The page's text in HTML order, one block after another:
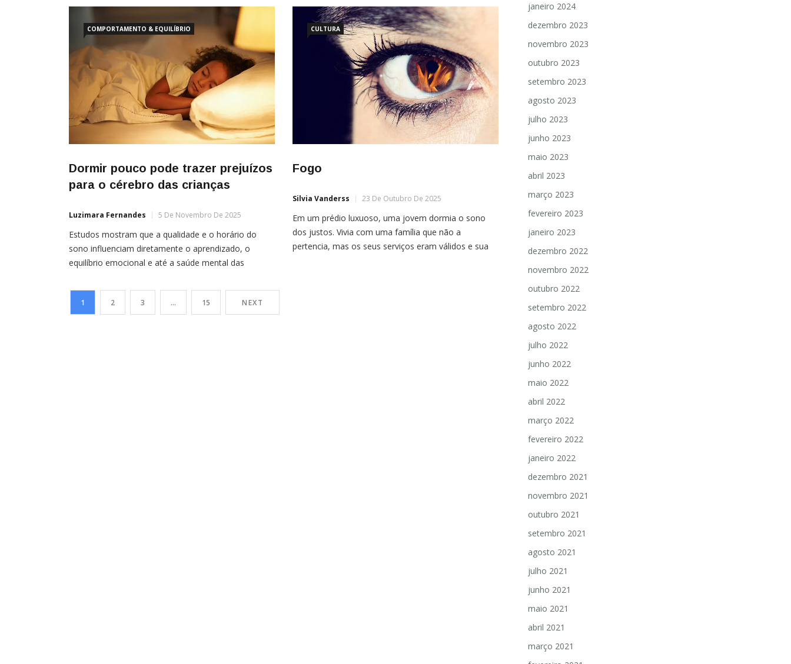
para a maior parte dos adultos. Ainda assim, existe
um grupo muito pequeno de pessoas cuja biologia
durante séculos, a noite foi dividida em dois blocos:
COMPORTAMENTO & EQUILÍBRIO
Dormir pouco pode trazer prejuízos
para o cérebro das crianças
Luzimara Fernandes 5 De Novembro De 2025
Estudos mostram que a qualidade e o horário do
sono influenciam diretamente o aprendizado, o
equilíbrio emocional e até a saúde mental das
mais do que descansar: é permitir que o cérebro
cresça, se reorganize e aprenda. Um estudo recente
CULTURA
Fogo
Silvia Vanderss 23 De Outubro De 2025
Em um prédio luxuoso, uma jovem dormia o sono
dos justos. Vivia com uma família que não a
pertencia, mas os seus serviços eram válidos e sua
1 2 3 … 15 NEXT
janeiro 2024
dezembro 2023
novembro 2023
outubro 2023
setembro 2023
agosto 2023
julho 2023
junho 2023
maio 2023
abril 2023
março 2023
fevereiro 2023
janeiro 2023
dezembro 2022
novembro 2022
outubro 2022
setembro 2022
agosto 2022
julho 2022
junho 2022
maio 2022
abril 2022
março 2022
fevereiro 2022
janeiro 2022
dezembro 2021
novembro 2021
outubro 2021
setembro 2021
agosto 2021
julho 2021
junho 2021
maio 2021
abril 2021
março 2021